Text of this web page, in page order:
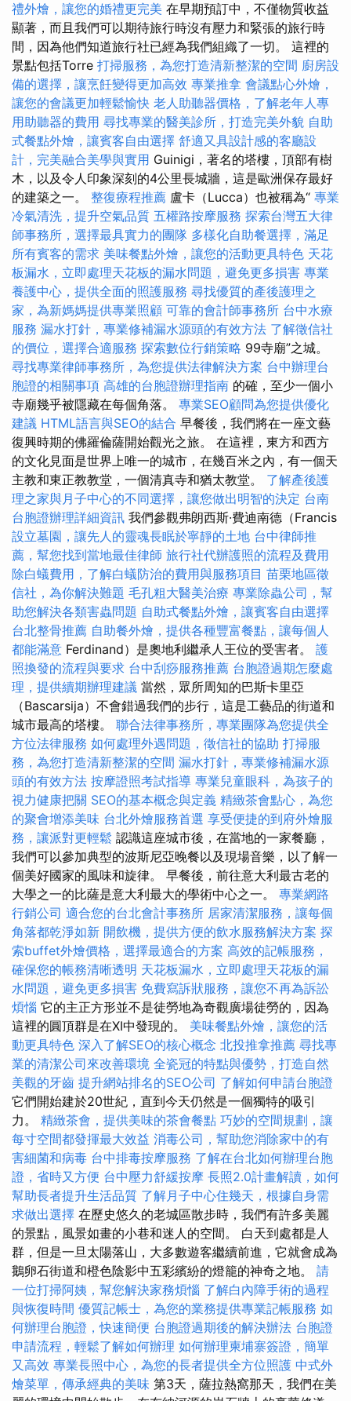
禮外燴，讓您的婚禮更完美 在早期預訂中，不僅物質收益
顯著，而且我們可以期待旅行時沒有壓力和緊張的旅行時
間，因為他們知道旅行社已經為我們組織了一切。 這裡的
景點包括Torre 打掃服務，為您打造清新整潔的空間 廚房設
備的選擇，讓烹飪變得更加高效 專業推拿 會議點心外燴，
讓您的會議更加輕鬆愉快 老人助聽器價格，了解老年人專
用助聽器的費用 尋找專業的醫美診所，打造完美外貌 自助
式餐點外燴，讓賓客自由選擇 舒適又具設計感的客廳設
計，完美融合美學與實用 Guinigi，著名的塔樓，頂部有樹
木，以及令人印象深刻的4公里長城牆，這是歐洲保存最好
的建築之一。 整復療程推薦 盧卡（Lucca）也被稱為“ 專業
冷氣清洗，提升空氣品質 五權路按摩服務 探索台灣五大律
師事務所，選擇最具實力的團隊 多樣化自助餐選擇，滿足
所有賓客的需求 美味餐點外燴，讓您的活動更具特色 天花
板漏水，立即處理天花板的漏水問題，避免更多損害 專業
養護中心，提供全面的照護服務 尋找優質的產後護理之
家，為新媽媽提供專業照顧 可靠的會計師事務所 台中水療
服務 漏水打針，專業修補漏水源頭的有效方法 了解徵信社
的價位，選擇合適服務 探索數位行銷策略 99寺廟”之城。
尋找專業律師事務所，為您提供法律解決方案 台中辦理台
胞證的相關事項 高雄的台胞證辦理指南 的確，至少一個小
寺廟幾乎被隱藏在每個角落。 專業SEO顧問為您提供優化
建議 HTML語言與SEO的結合 早餐後，我們將在一座文藝
復興時期的佛羅倫薩開始觀光之旅。 在這裡，東方和西方
的文化見面是世界上唯一的城市，在幾百米之內，有一個天
主教和東正教教堂，一個清真寺和猶太教堂。 了解產後護
理之家與月子中心的不同選擇，讓您做出明智的決定 台南
台胞證辦理詳細資訊 我們參觀弗朗西斯·費迪南德（Francis
設立墓園，讓先人的靈魂長眠於寧靜的土地 台中律師推
薦，幫您找到當地最佳律師 旅行社代辦護照的流程及費用
除白蟻費用，了解白蟻防治的費用與服務項目 苗栗地區徵
信社，為你解決難題 毛孔粗大醫美治療 專業除蟲公司，幫
助您解決各類害蟲問題 自助式餐點外燴，讓賓客自由選擇
台北整骨推薦 自助餐外燴，提供各種豐富餐點，讓每個人
都能滿意 Ferdinand）是奧地利繼承人王位的受害者。 護
照換發的流程與要求 台中刮痧服務推薦 台胞證過期怎麼處
理，提供續期辦理建議 當然，眾所周知的巴斯卡里亞
（Bascarsija）不會錯過我們的步行，這是工藝品的街道和
城市最高的塔樓。 聯合法律事務所，專業團隊為您提供全
方位法律服務 如何處理外遇問題，徵信社的協助 打掃服
務，為您打造清新整潔的空間 漏水打針，專業修補漏水源
頭的有效方法 按摩證照考試指導 專業兒童眼科，為孩子的
視力健康把關 SEO的基本概念與定義 精緻茶會點心，為您
的聚會增添美味 台北外燴服務首選 享受便捷的到府外燴服
務，讓派對更輕鬆 認識這座城市後，在當地的一家餐廳，
我們可以參加典型的波斯尼亞晚餐以及現場音樂，以了解一
個美好國家的風味和旋律。 早餐後，前往意大利最古老的
大學之一的比薩是意大利最大的學術中心之一。 專業網路
行銷公司 適合您的台北會計事務所 居家清潔服務，讓每個
角落都乾淨如新 開飲機，提供方便的飲水服務解決方案 探
索buffet外燴價格，選擇最適合的方案 高效的記帳服務，
確保您的帳務清晰透明 天花板漏水，立即處理天花板的漏
水問題，避免更多損害 免費寫訴狀服務，讓您不再為訴訟
煩惱 它的主正方形並不是徒勞地為奇觀廣場徒勞的，因為
這裡的圓頂群是在XI中發現的。 美味餐點外燴，讓您的活
動更具特色 深入了解SEO的核心概念 北投推拿推薦 尋找專
業的清潔公司來改善環境 全瓷冠的特點與優勢，打造自然
美觀的牙齒 提升網站排名的SEO公司 了解如何申請台胞證
它們開始建於20世紀，直到今天仍然是一個獨特的吸引
力。 精緻茶會，提供美味的茶會餐點 巧妙的空間規劃，讓
每寸空間都發揮最大效益 消毒公司，幫助您消除家中的有
害細菌和病毒 台中排毒按摩服務 了解在台北如何辦理台胞
證，省時又方便 台中壓力舒緩按摩 長照2.0計畫解讀，如何
幫助長者提升生活品質 了解月子中心住幾天，根據自身需
求做出選擇 在歷史悠久的老城區散步時，我們有許多美麗
的景點，風景如畫的小巷和迷人的空間。 白天到處都是人
群，但是一旦太陽落山，大多數遊客繼續前進，它就會成為
鵝卵石街道和橙色陰影中五彩繽紛的燈籠的神奇之地。 請
一位打掃阿姨，幫您解決家務煩惱 了解白內障手術的過程
與恢復時間 優質記帳士，為您的業務提供專業記帳服務 如
何辦理台胞證，快速簡便 台胞證過期後的解決辦法 台胞證
申請流程，輕鬆了解如何辦理 如何辦理柬埔寨簽證，簡單
又高效 專業長照中心，為您的長者提供全方位照護 中式外
燴菜單，傳承經典的美味 第3天，薩拉熱窩那天，我們在美